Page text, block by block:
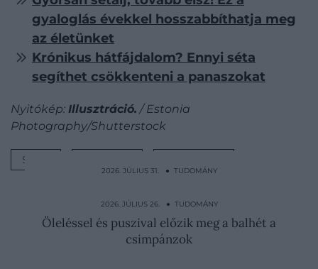
gyaloglás évekkel hosszabbíthatja meg
az életünket
Krónikus hátfájdalom? Ennyi séta
segíthet csökkenteni a panaszokat
Nyitókép: Illusztráció. / Estonia
Photography/Shutterstock
SÉTA
2026. JÚLIUS 31. ● TUDOMÁNY
mérgező köd
2026. JÚLIUS 26. ● TUDOMÁNY
Öleléssel és puszival előzik meg a balhét a
csimpánzok